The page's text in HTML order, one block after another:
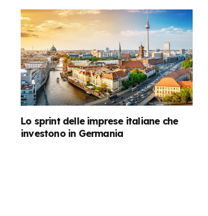
Lo sprint delle imprese italiane che
investono in Germania